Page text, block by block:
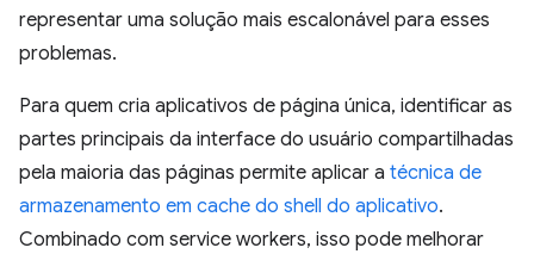
representar uma solução mais escalonável para esses
problemas.
Para quem cria aplicativos de página única, identificar as
partes principais da interface do usuário compartilhadas
pela maioria das páginas permite aplicar a técnica de
armazenamento em cache do shell do aplicativo.
Combinado com service workers, isso pode melhorar